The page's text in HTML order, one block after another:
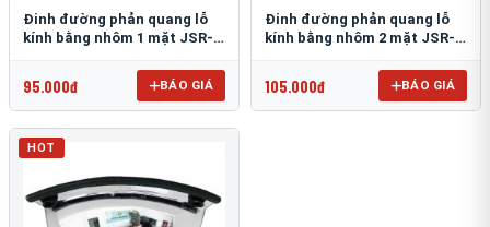
Đinh đường phản quang lỗ
kính bằng nhôm 1 mặt JSR-
95.000đ BÁO GIÁ
Đinh đường phản quang lỗ
kính bằng nhôm 2 mặt JSR-
105.000đ BÁO GIÁ
HOT